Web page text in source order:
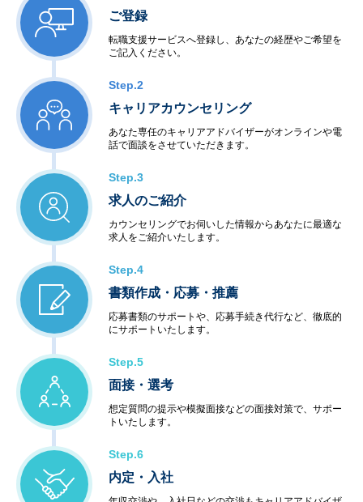
ご登録
転職支援サービスへ登録し、あなたの経歴やご希望を
ご記入ください。
Step.2
キャリアカウンセリング
あなた専任のキャリアアドバイザーがオンラインや電
話で面談をさせていただきます。
Step.3
求人のご紹介
カウンセリングでお伺いした情報からあなたに最適な
求人をご紹介いたします。
Step.4
書類作成・応募・推薦
応募書類のサポートや、応募手続き代行など、徹底的
にサポートいたします。
Step.5
面接・選考
想定質問の提示や模擬面接などの面接対策で、サポー
トいたします。
Step.6
内定・入社